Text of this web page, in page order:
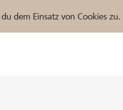
dem Einsatz von Cookies zu.